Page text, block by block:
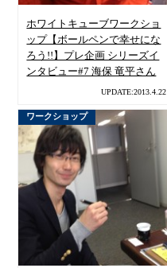
ホワイトキューブワークショ
ップ【ボールペンで幸せにな
ろう!!】プレ企画 シリーズイ
ンタビュー#7 海保 竜平さん
UPDATE:2013.4.22
ワークショップ